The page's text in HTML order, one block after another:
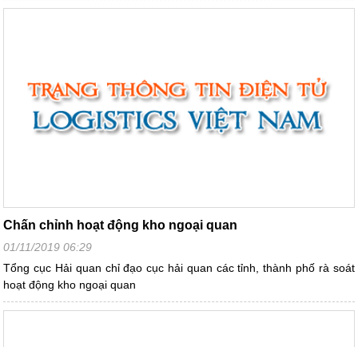
Chấn chỉnh hoạt động kho ngoại quan
01/11/2019 06:29
Tổng cục Hải quan chỉ đạo cục hải quan các tỉnh, thành phố rà soát
hoạt động kho ngoại quan